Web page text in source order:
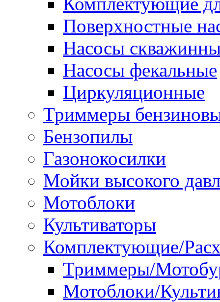
Поверхностные
Насосы
Насосы фекальные
Циркуляционные
Триммеры
Бензопилы
Газонокосилки
Мойки высокого
Мотоблоки
Культиваторы
Комплектующие/
Триммеры/
Мотоблоки/